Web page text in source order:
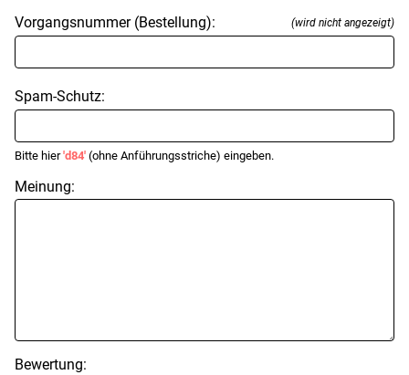
Vorgangsnummer (Bestellung): (wird nicht angezeigt)
Spam-Schutz:
Bitte hier'd84' (ohne Anführungsstriche) eingeben.
Meinung:
Bewertung: